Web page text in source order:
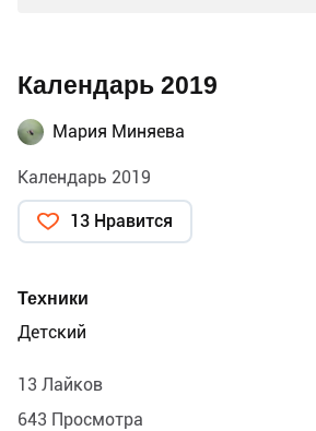
Календарь 2019
Мария Миняева
Календарь 2019
13 Нравится
Техники
Детский
13 Лайков
643 Просмотра